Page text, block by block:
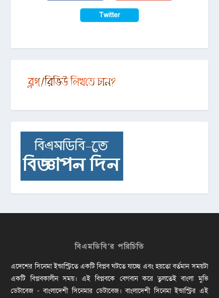
Twitter
বিএমডিবি’র পরিচিতি
এদেশের সিনেমা ইন্ডাস্ট্রিতে একটি বিপ্লব ঘটতে যাচ্ছে এবং হয়তো বর্তমান সময়টা
একটি বিপ্লবকালীন সময়। এই বিপ্লবকে বেগবান করে তুলতেই বাংলা মুভি
ডেটাবেজ - বাংলাদেশী সিনেমার ডেটাবেজ। বাংলাদেশী সিনেমা ইন্ডাস্ট্রির এই